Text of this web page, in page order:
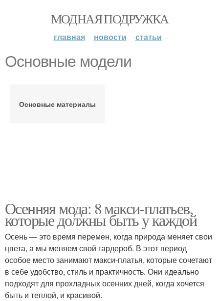
МОДНАЯ ПОДРУЖКА
главная новости статьи
Основные модели
Основные материалы
Осенняя мода: 8 макси-платьев,
которые должны быть у каждой
Осень — это время перемен, когда природа меняет свои
цвета, а мы меняем свой гардероб. В этот период
особое место занимают макси-платья, которые сочетают
в себе удобство, стиль и практичность. Они идеально
подходят для прохладных осенних дней, когда хочется
быть и теплой, и красивой.